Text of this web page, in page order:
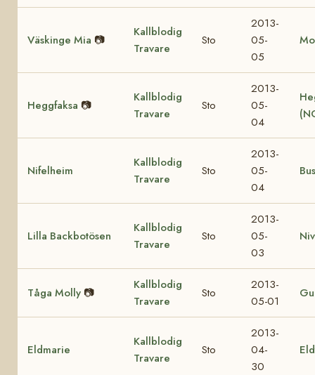
Väskinge Mia 📷
Kallblodig
Travare
Sto
2013-
05-
05
Heggfaksa 📷
Kallblodig
Travare
Sto
2013-
05-
04
Nifelheim
Kallblodig
Travare
Sto
2013-
05-
04
Lilla Backbotösen
Kallblodig
Travare
Sto
2013-
05-
03
Tåga Molly 📷
Kallblodig
Travare
Sto
2013-
05-01
Eldmarie
Kallblodig
Travare
Sto
2013-
04-
30